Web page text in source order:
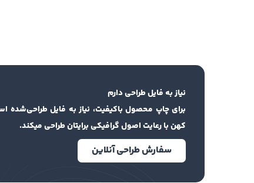
نیاز به فایل طراحی دارم
برای چاپ محصول باکیفیت، نیاز به فایل طراحی‌شده
کهن با رعایت اصول گرافیکی برایتان طراحی میکند.
سفارش طراحی آنلاین